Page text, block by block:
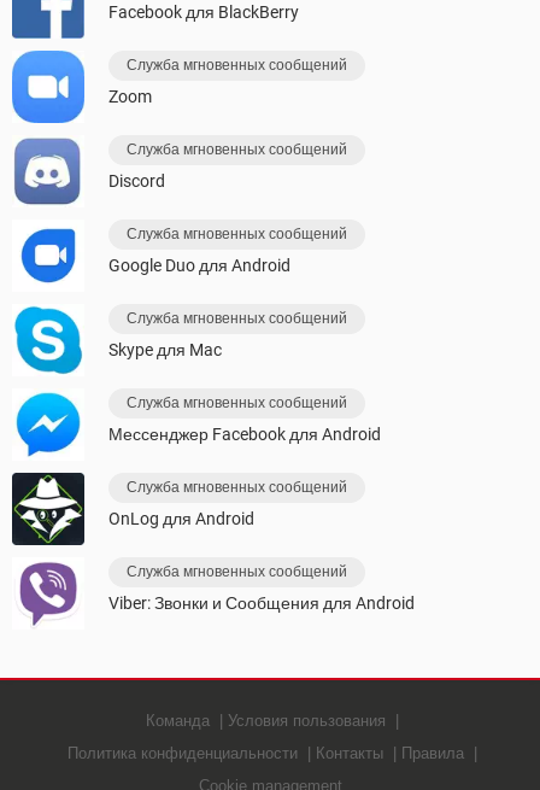
Facebook для BlackBerry
Служба мгновенных сообщений
Zoom
Служба мгновенных сообщений
Discord
Служба мгновенных сообщений
Google Duo для Android
Служба мгновенных сообщений
Skype для Mac
Служба мгновенных сообщений
Мессенджер Facebook для Android
Служба мгновенных сообщений
OnLog для Android
Служба мгновенных сообщений
Viber: Звонки и Сообщения для Android
Команда
Условия пользования
Политика конфиденциальности
Контакты
Правила
Cookie management